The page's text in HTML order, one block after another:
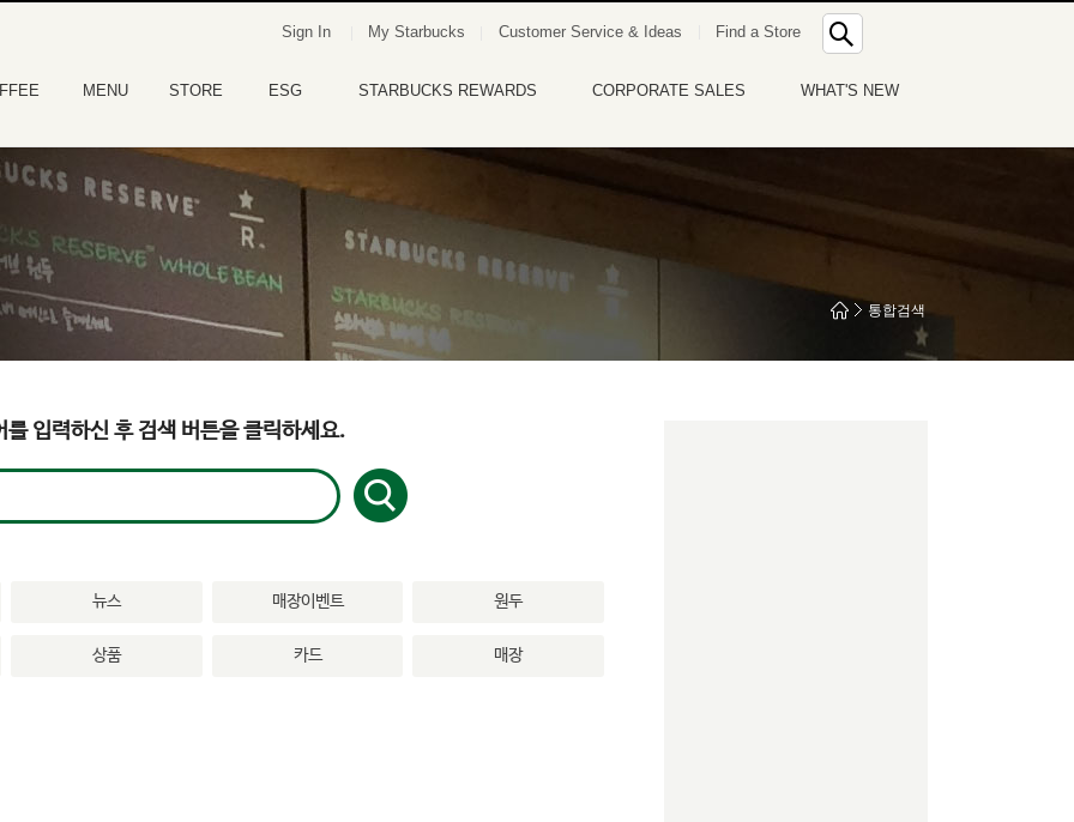
Sign In My Starbucks Customer Service & Ideas Find a Store
통
합
검
색
MENU STORE ESG STARBUCKS REWARDS CORPORATE SALES WHAT'S NEW
통합검색
를 입력하신 후 검색 버튼을 클릭하세요.
뉴스 매장이벤트 원두
상품 카드 매장